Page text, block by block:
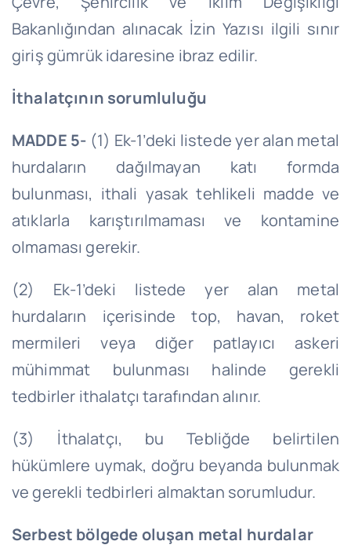
Bakanlığından alınacak İzin Yazısı ilgili sınır
giriş gümrük idaresine ibraz edilir.
İthalatçının sorumluluğu
MADDE 5- (1) Ek-1’deki listede yer alan metal
hurdaların dağılmayan katı formda
bulunması, ithali yasak tehlikeli madde ve
atıklarla karıştırılmaması ve kontamine
olmaması gerekir.
(2) Ek-1’deki listede yer alan metal
hurdaların içerisinde top, havan, roket
mermileri veya diğer patlayıcı askeri
mühimmat bulunması halinde gerekli
tedbirler ithalatçı tarafından alınır.
(3) İthalatçı, bu Tebliğde belirtilen
hükümlere uymak, doğru beyanda bulunmak
ve gerekli tedbirleri almaktan sorumludur.
Serbest bölgede oluşan metal hurdalar